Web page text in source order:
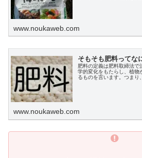
www.noukaweb.com
そもそも肥料ってな
肥料の定義は肥料取締法で
学的変化をもたらし、植物
るものを言います。つまり
www.noukaweb.com